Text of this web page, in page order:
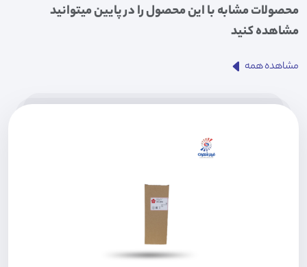
محصولات مشابه با این محصول را در پایین میتوانید
مشاهده کنید
مشاهده همه